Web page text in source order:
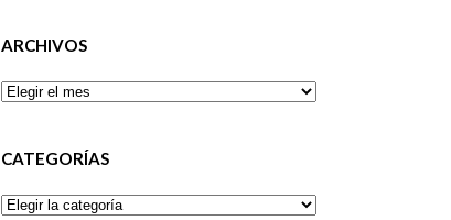
ARCHIVOS
Archivos
CATEGORÍAS
Categorías